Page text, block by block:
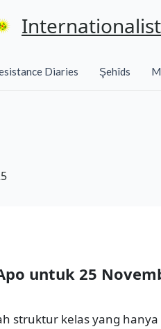
Diaries Şehîds
untuk 25
struktur kelas yang